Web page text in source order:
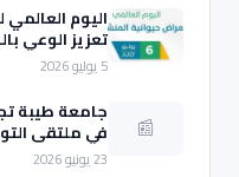
تعزيز الوعي
5 يوليو 2026
📰 جامعة طيبة
في ملتقى
23 يونيو 2026